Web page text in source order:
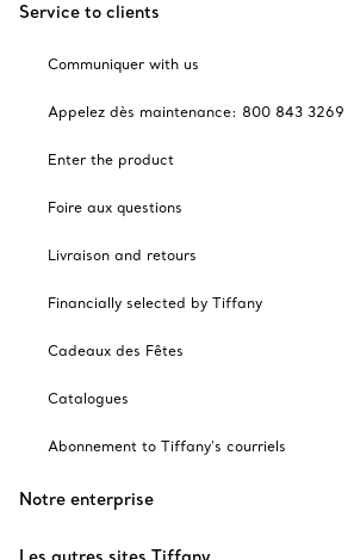
Service to clients
Communiquer with us
Appelez dès maintenance: 800 843 3269
Enter the product
Foire aux questions
Livraison and retours
Financially selected by Tiffany
Cadeaux des Fêtes
Catalogues
Abonnement to Tiffany's courriels
Notre enterprise